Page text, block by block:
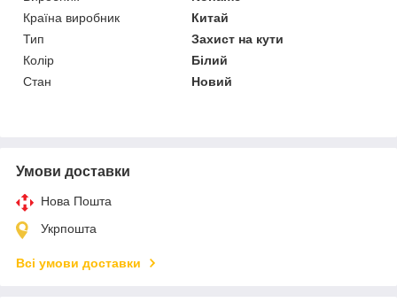
Країна виробник
Китай
Тип
Захист на кути
Колір
Білий
Стан
Новий
Умови доставки
Нова Пошта
Укрпошта
Всі умови доставки